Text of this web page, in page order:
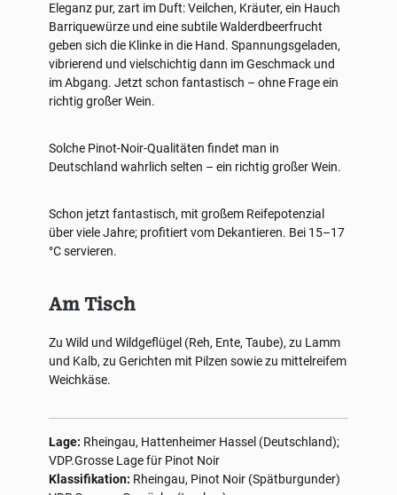
Eleganz pur, zart im Duft: Veilchen, Kräuter, ein Hauch
Barriquewürze und eine subtile Walderdbeerfrucht
geben sich die Klinke in die Hand. Spannungsgeladen,
vibrierend und vielschichtig dann im Geschmack und
im Abgang. Jetzt schon fantastisch – ohne Frage ein
richtig großer Wein.
Solche Pinot-Noir-Qualitäten findet man in
Deutschland wahrlich selten – ein richtig großer Wein.
Schon jetzt fantastisch, mit großem Reifepotenzial
über viele Jahre; profitiert vom Dekantieren. Bei 15–17
°C servieren.
Am Tisch
Zu Wild und Wildgeflügel (Reh, Ente, Taube), zu Lamm
und Kalb, zu Gerichten mit Pilzen sowie zu mittelreifem
Weichkäse.
Lage: Rheingau, Hattenheimer Hassel (Deutschland);
VDP.Grosse Lage für Pinot Noir
Klassifikation: Rheingau, Pinot Noir (Spätburgunder)